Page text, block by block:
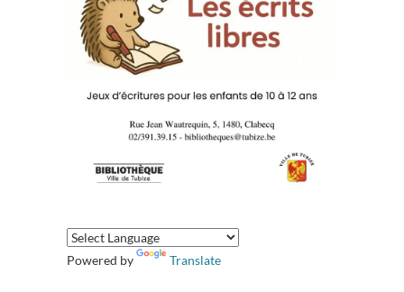
Powered by Translate